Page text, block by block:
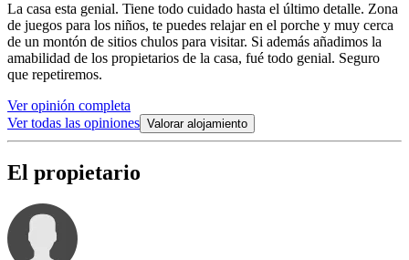
La casa esta genial. Tiene todo cuidado hasta el último detalle. Zona
de juegos para los niños, te puedes relajar en el porche y muy cerca
de un montón de sitios chulos para visitar. Si además añadimos la
amabilidad de los propietarios de la casa, fué todo genial. Seguro
que repetiremos.
Ver opinión completa
Ver todas las opiniones Valorar alojamiento
El propietario